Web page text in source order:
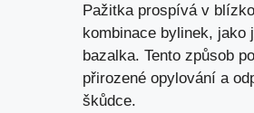
Pažitka prospívá v
kombinace bylinek, jako
bazalka. Tento způsob
přirozené opylování a
škůdce.